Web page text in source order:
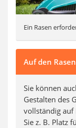
Ein Rasen
Auf den
Sie können
Gestalten des
vollständig auf
Sie z. B. Platz